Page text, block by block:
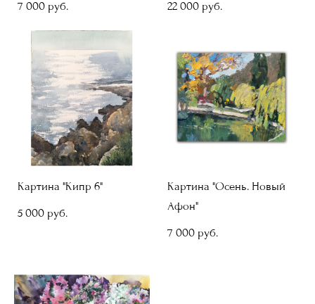
7 000 pуб.
22 000 pуб.
Картина "Кипр 6"
5 000 pуб.
Картина "Осень. Новый
Афон"
7 000 pуб.